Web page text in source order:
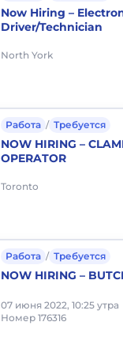
Now Hiring –
Driver/Technician
North York
Работа / Требуется
NOW HIRING –
OPERATOR
Toronto
Работа / Требуется
NOW HIRING –
07 июня 2022, 10:25 утра
Номер 176316